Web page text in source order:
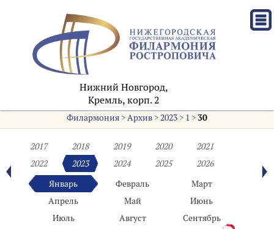
Нижний Новгород,
Кремль, корп. 2
Филармония>Архив>2023> 1 > 30
2017 2018 2019 2020
2021
2022
2023 2024 2025
2026
Январь
Февраль
Март
Апрель
Май
Июнь
Июль
Август
Сентябрь